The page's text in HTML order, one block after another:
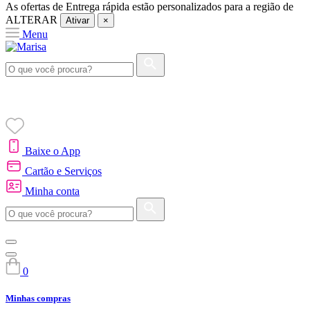
As ofertas de Entrega rápida estão personalizados para a região de
ALTERAR
Ativar ×
Menu
Baixe o App
Cartão e Serviços
Minha conta
0
Minhas compras